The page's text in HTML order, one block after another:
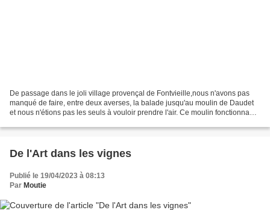
De passage dans le joli village provençal de Fontvieille,nous n'avons pas
manqué de faire, entre deux averses, la balade jusqu'au moulin de Daudet
et nous n'étions pas les seuls à vouloir prendre l'air. Ce moulin fonctionna
De l'Art dans les vignes
Publié le 19/04/2023 à 08:13
Par Moutie